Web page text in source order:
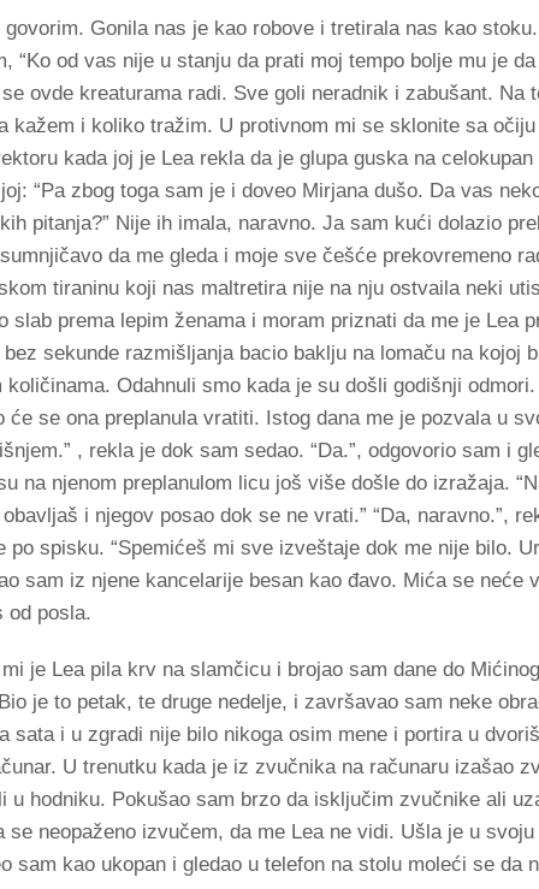
Gonila nas je kao robove i tretirala nas kao
“Ko od vas nije u stanju da prati moj tempo bolje mu je
ovde kreaturama radi. Sve goli neradnik i zabušant. Na
kažem i koliko tražim. U protivnom mi se sklonite sa
kada joj je Lea rekla da je glupa guska na
“Pa zbog toga sam je i doveo Mirjana dušo. Da vas
pitanja?” Nije ih imala, naravno. Ja sam kući dolazio
da me gleda i moje sve češće prekovremeno
tiraninu koji nas maltretira nije na nju ostvaila neki
slab prema lepim ženama i moram priznati da me je Lea
sekunde razmišljanja bacio baklju na lomaču na kojoj
Odahnuli smo kada je su došli godišnji
će se ona preplanula vratiti. Istog dana me je pozvala u
, rekla je dok sam sedao. “Da.”, odgovorio sam i
na njenom preplanulom licu još više došle do izražaja.
i njegov posao dok se ne vrati.” “Da, naravno.”,
po spisku. “Spemićeš mi sve izveštaje dok me nije bilo.
sam iz njene kancelarije besan kao đavo. Mića se neće
od posla.
je Lea pila krv na slamčicu i brojao sam dane do
je to petak, te druge nedelje, i završavao sam neke
sata i u zgradi nije bilo nikoga osim mene i portira u
U trenutku kada je iz zvučnika na računaru izašao
u hodniku. Pokušao sam brzo da isključim zvučnike ali
neopaženo izvučem, da me Lea ne vidi. Ušla je u
sam kao ukopan i gledao u telefon na stolu moleći se da